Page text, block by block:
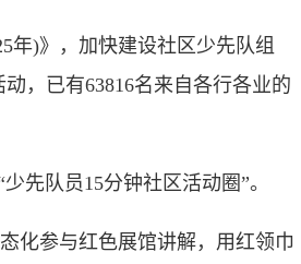
)》，加快建设社区少先队组
，已有63816名来自各行各业的
队员15分钟社区活动圈”。
化参与红色展馆讲解，用红领巾